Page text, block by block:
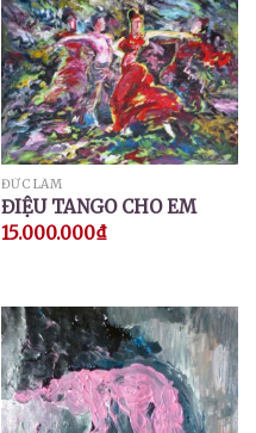
ĐỨC LÂM
ĐIỆU TANGO CHO EM
15.000.000₫